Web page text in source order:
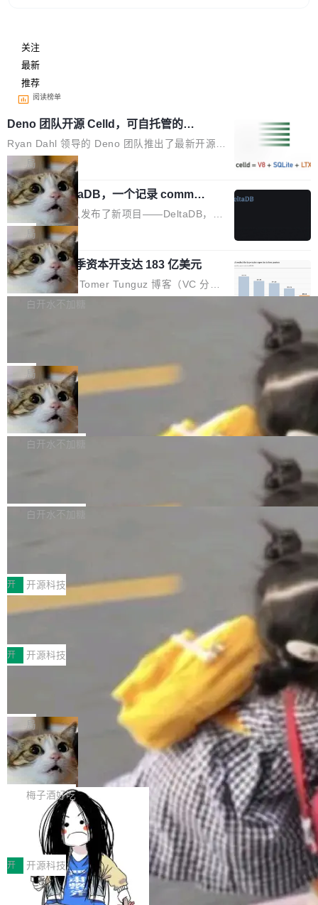
关注
最新
推荐
阅读榜单
Deno 团队开源 Celld，可自托管的分
布式 Durable Objects
Ryan Dahl 领导的 Deno 团队推出了最新开源项
目 Celld，一个能在自己机器上运行 Cloudflare
Workers 和 Durable Objects 的守护进程。 设
计思路很直接：每个对象是一个独立的 SQLite
数据库，按名称寻址，复制到你自己的 S3 兼容
存储库里。节点之间只通过这个存储库协调——
没有控制平面，没有共识协议。每个对象自带一
个小型数据库，应用天然按分片构建，单个数据
库的竞争和爆炸半径问题在设计层面就被消除
了。 闲置的 cell 会休眠到几乎不占资源。当 cel
局
Zed 推出 DeltaDB，一个记录 commit
之间所有操作的版本控制系统
Zed 编辑器团队发布了新项目——DeltaDB，一
个在 git commit 之间记录每一次编辑操作的版
本控制系统。目前处于 Early Access 阶段。 De
ltaDB 的核心思路直接写在 landing page 最显
眼的位置：「Software is made between com
mits」——软件是在 commit 之间写出来的。git
是把这段空隙补上。 回退到任何一次编辑：Delt
aDB 捕获 commit 之间的每一次操作，...
局
SpaceXAI 单季资本开支达 183 亿美元
根据风险投资人Tomer Tunguz 博客（VC 分
析）披露的最新分析与第二季度业绩报告，Spac
微软同期总资本开支的四成。 与亚马逊、Alpha
bet、微软以及 Meta 等传统科技巨头相比，Spa
ceXAI的资金消耗速度尤为引人瞩目。然而，支
撑庞大支出的资金来源却呈现出截然不同的面
貌。数据显示，微软和 Meta 主要依托充沛的经
白开水不加糖
一个在终端里运行的编程 agent；Muse Spark
1.2，驱动这个 agent 的新模型。一句话概括：
你可以用 curl -fsSL https://dev.meta.ai/install.
sh | bash 安装一个能在大项目里自动规划、写
代码、验证结果的 AI 终端工具。 据介绍，Muse
个主 agent 循环，外加一组后台 agent。这些后
局
美团开源 LoHoSearch，用知识图谱校
准 AI 能力认知
机器出题的前提，是让机器拥有全局视野。整个
构建流程可以分为四个环节：建图 → 控制难度
白开水不加糖
库，并将作为transport接入Mooncake TENT。
MPComm将作为一种传输引擎接入Mooncake T
ENT，实现零拷贝传输性能提升30%、非零拷贝
传输性能最高提升5倍。UCL-MPComm底层基
于自研UCL-Engine通信引擎，后续腾讯网平将
持续开源更多基于UCL-Engine的高性能通信组
件。 腾讯网平团队在UCL-MPComm中实现了一
个独立于业务线程的全局通信引擎（Engine），
白开水不加糖
型案例入选名单》，深信服“面向企业研发场景的
开源 AI 编程平台 CoStrict 应用”凭借卓越的技术
创新与落地成效成功入选。 全链路私有化部署，
助力企业AI研发安全落地 当前，越来越多企业已
经开始引入 AI Coding 工具，通过调用公有云模
型或企业内部部署模型提升研发效率。但随着 AI
Coding 从个人辅助工具逐步走向团队级、组织
级应用，企业在规模化落地过程中，对安全性、
可控性和代码质量提出了更高要求。 首先是数据
安全与合规要求。对于大多数普通研发场景，公
有云模型能够满足快速试用和效率提升的需求。
但对于金融、能源、医疗等对数据安全要求较...
开 开源科技
深信服AI算力网关入选工信部人工智能
前不久，工业和信息化部正式发布《2025年人工
智能应用典型案例名单》，集中展示人工智能在
各领域的应用成果，覆盖技术底座、行业赋能、
产品应用、支撑保障、专题等五大方向。深信服
AI算力网关（AI创新平台）成功入选！ 随着各行
各业的Agent走向规模化建设，算力构成形态逐
渐丰富，用户关注的重点也在发生变化：不只是
让AI用起来，还要进一步看清混合算力时代下，
Token花在哪里、算力是否被充分利用，以及持
续增长的AI成本该如何优化。 深信服AI算力网关
正是围绕这些实际问题，从Token治理和成本治
理两个方面，让用户的每一份算力都看得清、管
得住、用得稳、省得下、更安全！ 一、从现在开
始，Token使用一目...
开 开源科技
Jeff Dean 离开 Google：一个时代的结
束，一个实验室的开始
Google 员工编号 20。MapReduce 作者之一。
Bigtable 作者之一。TensorFlow 的作者之一。
Gemini 的架构师。Google 首席科学家。 Jeff D
ean 在 Google 工作了 27 年后，宣布离职。 他
不是一个人走。一同离开的还有 Sanjay Ghema
wat（Google 员工编号 23，Jeff Dean 二十多
年的编程搭档，MapReduce 和 Bigtable 的共同
作者）、Quoc Le（Google 大脑核心成员，Se
q2Seq 和 DocAI 的共同发明人）以及 Oriol Vin
yals（Gemini 联合负责人，AlphaSta...
局
🔥 SolonCode v2026.8.4 发布：界面
字体可调、22 种语言、记忆搜索增强
打开终端就能上岗的全中文编码智能体，这一轮
把「看得清、用母语、记得住」三件事一次补
齐。 SolonCode 是什么 SolonCode 是杭州无
耳科技研发的企业级终端编码智能体——一位全
中文驱动的数字员工，自主理解需求、规划步
骤、编写代码。不挑模型、不挑平台，curl 一行
装完即用。 开源地址：Gitee · GitCode · GitHu
b 安装 支持 Java 8+（8~26）、macOS / Linu
梅子酒好吃
让“代码语义理解”深度释放AI Coding
价值潜能：华为云码道（CodeArts）
代码仓技术解析
一、代码仓深度理解技术的作用与价值 在软件工
程实践中，代码仓是企业核心知识资产的主要载
体。企业级代码仓库通常包含数十万乃至数百万
个文件，其规模远超单次模型调用可承载的上下
开 开源科技
一条“删库”命令跑 17 小时，算法工程